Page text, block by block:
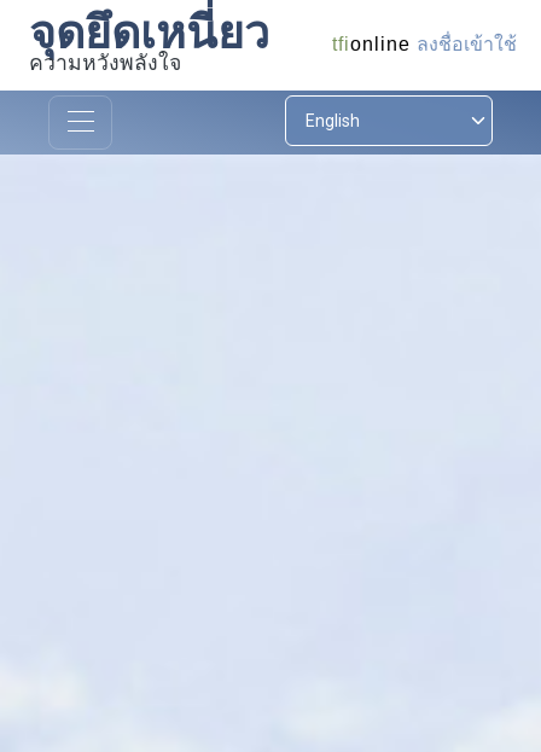
จุดยึดเหนี่ยว
ความหวังพลังใจ
tfionline ลงชื่อเข้าใช้